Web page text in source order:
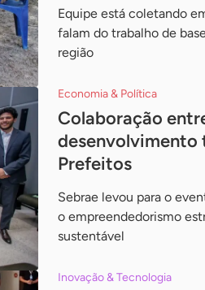
Equipe está coletando
falam do trabalho de
região
Economia & Política
Colaboração
desenvolvimento
Prefeitos
Sebrae levou para o
o empreendedorismo
sustentável
Inovação & Tecnologia